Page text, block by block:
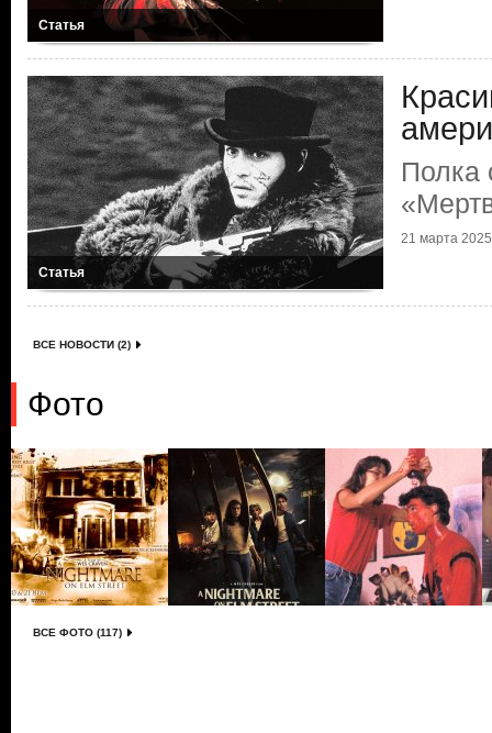
Статья
Статья
Полка
21 марта 2025
ВСЕ НОВОСТИ (2)
Фото
ВСЕ ФОТО (117)